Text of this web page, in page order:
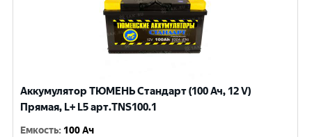
Аккумулятор ТЮМЕНЬ Стандарт (100 Ач, 12 V)
Прямая, L+ L5 арт.TNS100.1
Емкость: 100 Ач